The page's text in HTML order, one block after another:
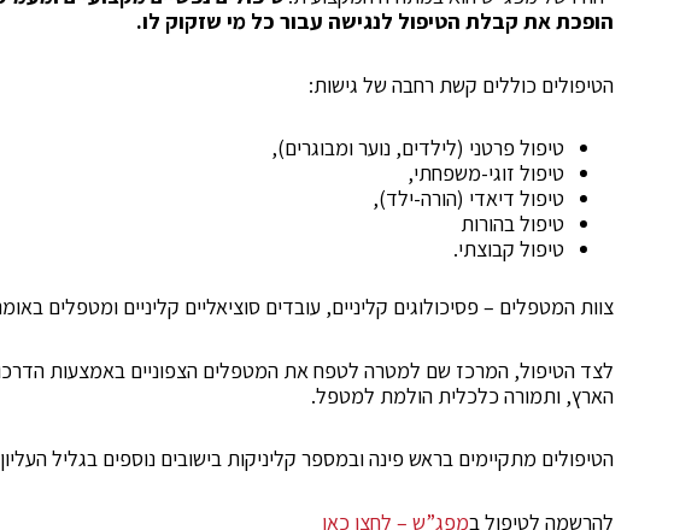
הופכת את קבלת הטיפול לנגישה עבור כל מי שזקוק לו.
הטיפולים כוללים קשת רחבה של גישות:
טיפול פרטני (לילדים, נוער ומבוגרים),
טיפול זוגי-משפחתי,
טיפול דיאדי (הורה-ילד),
טיפול בהורות
טיפול קבוצתי.
צוות המטפלים – פסיכולוגים קליניים, עובדים סוציאליים קליניים ומטפלים
לצד הטיפול, המרכז שם למטרה לטפח את המטפלים הצפוניים באמצעות
הארץ, ותמורה כלכלית הולמת למטפל.
הטיפולים מתקיימים בראש פינה ובמספר קליניקות בישובים נוספים בגליל
להרשמה לטיפול במפג”ש – לחצו כאן